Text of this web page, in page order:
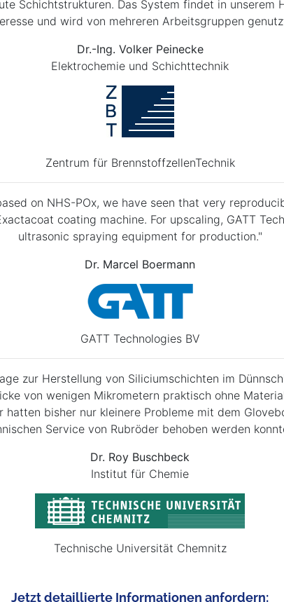
Schichtstrukturen. Das System findet in unserem
und wird von mehreren Arbeitsgruppen
Dr.-Ing. Volker Peinecke
Elektrochemie und Schichttechnik
Zentrum für BrennstoffzellenTechnik
on NHS-POx, we have seen that very
coating machine. For upscaling, GATT
ultrasonic spraying equipment for production."
Dr. Marcel Boermann
GATT Technologies BV
zur Herstellung von Siliciumschichten im
von wenigen Mikrometern praktisch ohne
hatten bisher nur kleinere Probleme mit dem
Service von Rubröder behoben werden
Dr. Roy Buschbeck
Institut für Chemie
Technische Universität Chemnitz
Jetzt detaillierte Informationen anfordern: